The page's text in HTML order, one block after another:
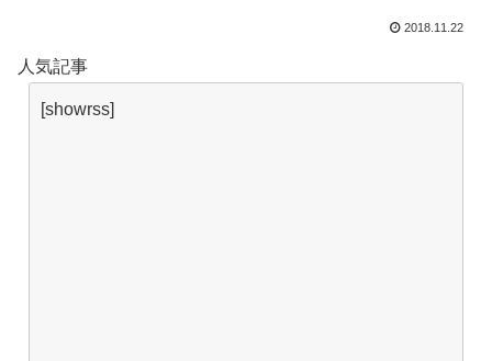
2018.11.22
人気記事
[showrss]